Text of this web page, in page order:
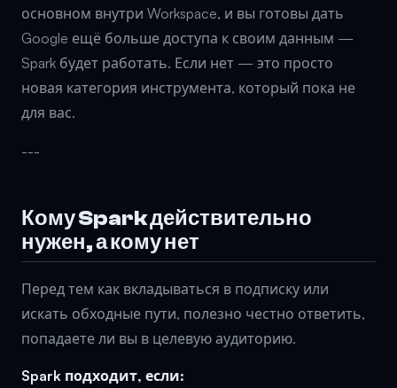
основном внутри Workspace, и вы готовы дать
Google ещё больше доступа к своим данным —
Spark будет работать. Если нет — это просто
новая категория инструмента, который пока не
для вас.
---
Кому Spark действительно
нужен, а кому нет
Перед тем как вкладываться в подписку или
искать обходные пути, полезно честно ответить,
попадаете ли вы в целевую аудиторию.
Spark подходит, если: